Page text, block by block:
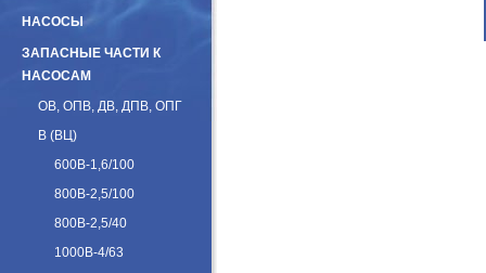
НАСОСЫ
ЗАПАСНЫЕ ЧАСТИ К
НАСОСАМ
ОВ, ОПВ, ДВ, ДПВ, ОПГ
В (ВЦ)
600В-1,6/100
800В-2,5/100
800В-2,5/40
1000В-4/63